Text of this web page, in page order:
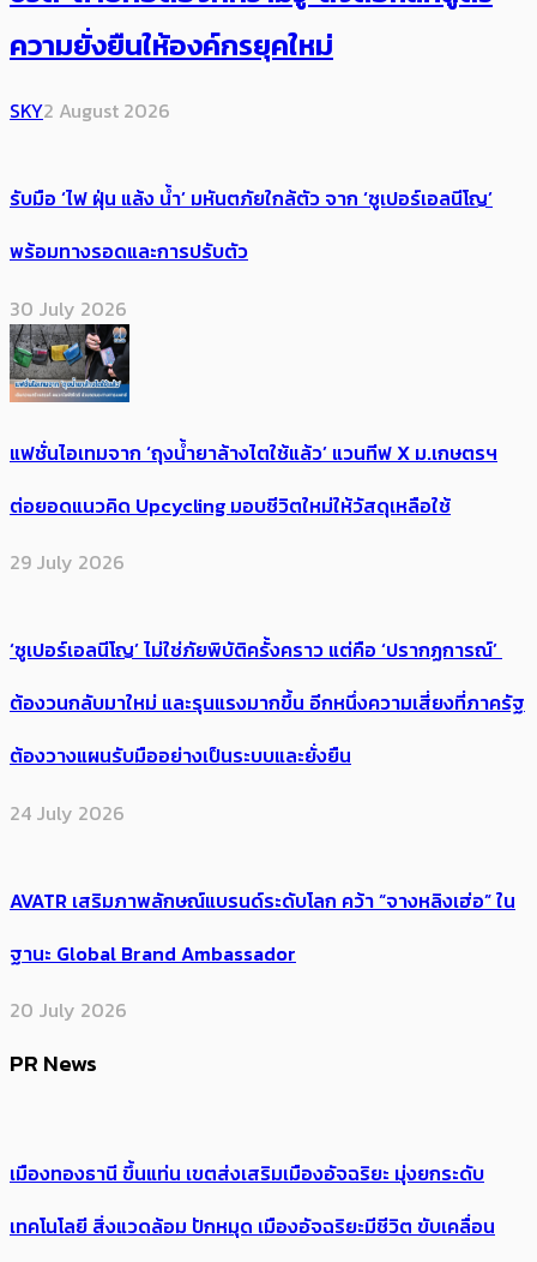
ความยั่งยืนให้องค์กรยุคใหม่
SKY2 August 2026
รับมือ ‘ไฟ ฝุ่น แล้ง น้ำ’ มหันตภัยใกล้ตัว จาก ‘ซูเปอร์เอลนีโญ’
พร้อมทางรอดและการปรับตัว
30 July 2026
แฟชั่นไอเทมจาก ‘ถุงน้ำยาล้างไตใช้แล้ว’ แวนทีฟ X ม.เกษตรฯ
ต่อยอดแนวคิด Upcycling มอบชีวิตใหม่ให้วัสดุเหลือใช้
29 July 2026
‘ซูเปอร์เอลนีโญ’ ไม่ใช่ภัยพิบัติครั้งคราว แต่คือ ‘ปรากฏการณ์’ ​
ต้อง​วนกลับมาใหม่ และรุนแรงมากขึ้น อีกหนึ่งความเสี่ยงที่ภาครัฐ
ต้องวางแผนรับมืออย่างเป็นระบบและยั่งยืน
24 July 2026
AVATR เสริมภาพลักษณ์แบรนด์ระดับโลก คว้า “จางหลิงเฮ่อ” ใน
ฐานะ Global Brand Ambassador
20 July 2026
PR News
เมืองทองธานี ขึ้นแท่น เขตส่งเสริมเมืองอัจฉริยะ มุ่งยกระดับ
เทคโนโลยี สิ่งแวดล้อม ปักหมุด เมืองอัจฉริยะมีชีวิต ขับเคลื่อน